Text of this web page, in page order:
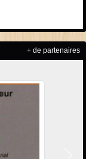
+ de partenaires